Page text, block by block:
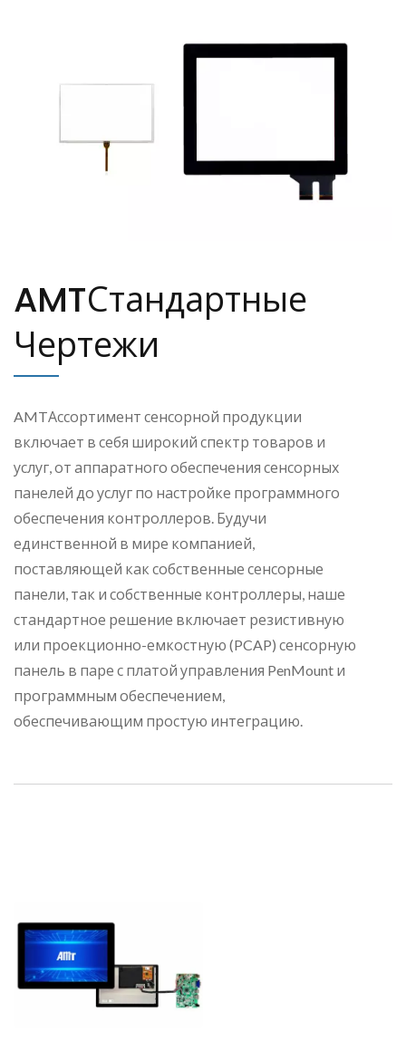
AMTСтандартные
Чертежи
AMTАссортимент сенсорной продукции
включает в себя широкий спектр товаров и
услуг, от аппаратного обеспечения сенсорных
панелей до услуг по настройке программного
обеспечения контроллеров. Будучи
единственной в мире компанией,
поставляющей как собственные сенсорные
панели, так и собственные контроллеры, наше
стандартное решение включает резистивную
или проекционно-емкостную (PCAP) сенсорную
панель в паре с платой управления PenMount и
программным обеспечением,
обеспечивающим простую интеграцию.